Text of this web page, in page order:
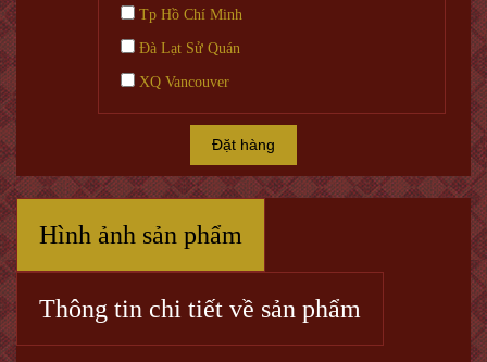
Tp Hồ Chí Minh
Đà Lạt Sử Quán
XQ Vancouver
Đặt hàng
Hình ảnh sản phẩm
Thông tin chi tiết về sản phẩm